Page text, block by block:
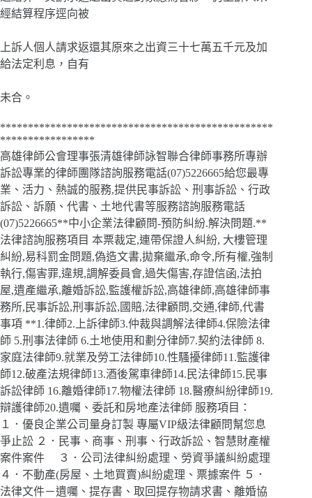
經結算程序逕向被
上訴人個人請求返還其原來之出資三十七萬五千元及加
給法定利息，自有
未合。
*************************************************
*****************
高雄律師公會理事張清雄律師詠智聯合律師事務所專辦
訴訟專業的律師團隊諮詢服務電話(07)5226665給您最專
業、活力、熱誠的服務,提供民事訴訟、刑事訴訟、行政
訴訟、訴願、代書、土地代書等服務諮詢服務電話
(07)5226665**中小企業法律顧問-預防糾紛.解決問題.**
法律諮詢服務項目 本票裁定,連帶保證人糾紛, 大樓管理
糾紛,易科罰金問題,偽造文書,拋棄繼承,命令,所有權,強制
執行,傷害罪,違規,調解委員會,過失傷害,存證信函,法拍
屋,遺產繼承,離婚訴訟,監護權訴訟,高雄律師,高雄律師事
務所,民事訴訟,刑事訴訟,國賠,法律顧問,交通,律師,代書
事項 **1.律師2.上訴律師3.仲裁與調解法律師4.保險法律
師 5.刑事法律師 6.土地使用和劃分律師7.契約法律師 8.
家庭法律師9.就業及勞工法律師10.性騷擾律師11.監護律
師12.破產法規律師13.酒後駕車律師14.民法律師15.民事
訴訟律師 16.離婚律師17.物權法律師 18.醫療糾紛律師19.
辯護律師20.遺囑、委託和房地產法律師 服務項目：
１．優良企業公司量身訂製 專屬VIP級法律顧問幫您息
爭止訟 ２．民事、商事、刑事、行政訴訟、智慧財產權
案件案件 ３．公司法律糾紛處理、勞資爭議糾紛處理
４．不動產(房屋、土地買賣)糾紛處理、票據案件 ５．
法律文件－遺囑、提存書、取回提存物請求書、離婚協